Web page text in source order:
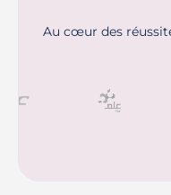
Au cœur des